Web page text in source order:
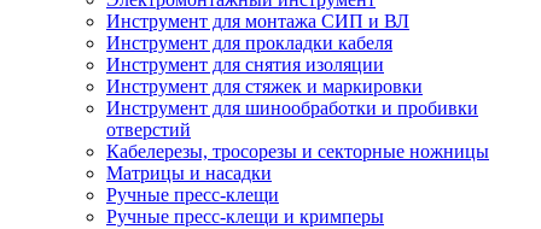
Инструмент для монтажа СИП и ВЛ
Инструмент для прокладки кабеля
Инструмент для снятия изоляции
Инструмент для стяжек и маркировки
Инструмент для шинообработки и пробивки
отверстий
Кабелерезы, тросорезы и секторные ножницы
Матрицы и насадки
Ручные пресс-клещи
Ручные пресс-клещи и кримперы